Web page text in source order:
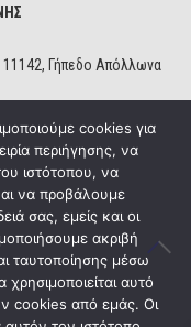
Γήπεδο Απόλλωνα
Powered by Five Media
cookies για
περιήγησης, να
ιστότοπου, να
να προβάλουμε
σας, εμείς και οι
ακριβή
ταυτοποίησης μέσω
αυτό
cookies από εμάς. Οι